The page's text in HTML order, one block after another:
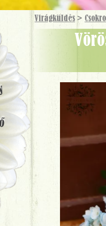
Virágküldés >
Vörös rózsás doboz kék hortenziával, orchideákkal - Virágküldés